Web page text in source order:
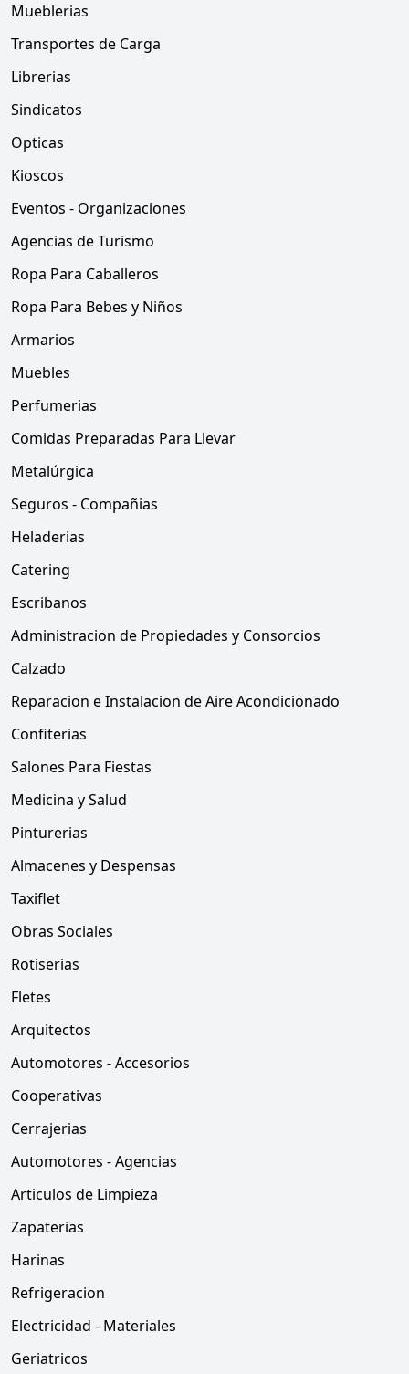
Mueblerias
Transportes de Carga
Librerias
Sindicatos
Opticas
Kioscos
Eventos - Organizaciones
Agencias de Turismo
Ropa Para Caballeros
Ropa Para Bebes y Niños
Armarios
Muebles
Perfumerias
Comidas Preparadas Para Llevar
Metalúrgica
Seguros - Compañias
Heladerias
Catering
Escribanos
Administracion de Propiedades y Consorcios
Calzado
Reparacion e Instalacion de Aire Acondicionado
Confiterias
Salones Para Fiestas
Medicina y Salud
Pinturerias
Almacenes y Despensas
Taxiflet
Obras Sociales
Rotiserias
Fletes
Arquitectos
Automotores - Accesorios
Cooperativas
Cerrajerias
Automotores - Agencias
Articulos de Limpieza
Zapaterias
Harinas
Refrigeracion
Electricidad - Materiales
Geriatricos